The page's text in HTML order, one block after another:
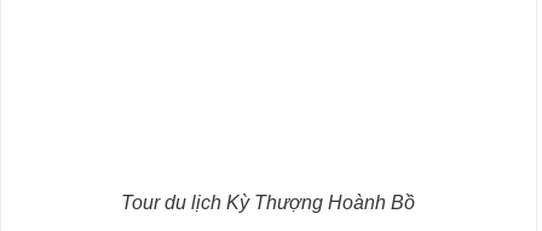
Tour du lịch Kỳ Thượng Hoành Bồ